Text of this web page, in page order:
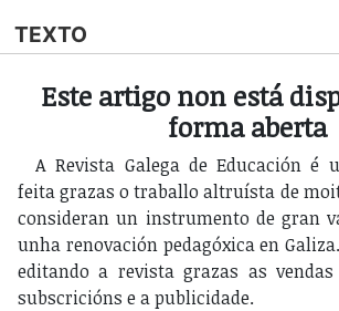
TEXTO
Este artigo non está
forma aberta
A Revista Galega de Educación é
feita grazas o traballo altruísta de
consideran un instrumento de gran
unha renovación pedagóxica en
editando a revista grazas as
subscricións e a publicidade.